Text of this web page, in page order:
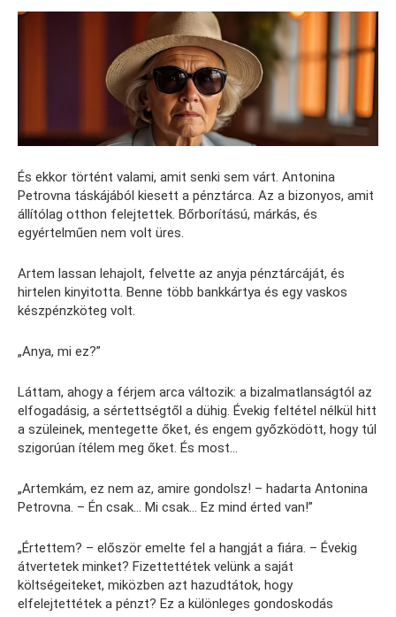
És ekkor történt valami, amit senki sem várt. Antonina
Petrovna táskájából kiesett a pénztárca. Az a bizonyos, amit
állítólag otthon felejtettek. Bőrborítású, márkás, és
egyértelműen nem volt üres.
Artem lassan lehajolt, felvette az anyja pénztárcáját, és
hirtelen kinyitotta. Benne több bankkártya és egy vaskos
készpénzköteg volt.
„Anya, mi ez?”
Láttam, ahogy a férjem arca változik: a bizalmatlanságtól az
elfogadásig, a sértettségtől a dühig. Évekig feltétel nélkül hitt
a szüleinek, mentegette őket, és engem győzködött, hogy túl
szigorúan ítélem meg őket. És most…
„Artemkám, ez nem az, amire gondolsz! – hadarta Antonina
Petrovna. – Én csak… Mi csak… Ez mind érted van!”
„Értettem? – először emelte fel a hangját a fiára. – Évekig
átvertetek minket? Fizettettétek velünk a saját
költségeiteket, miközben azt hazudtátok, hogy
elfelejtettétek a pénzt? Ez a különleges gondoskodás